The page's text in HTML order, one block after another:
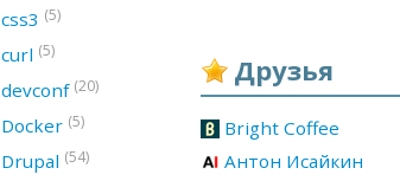
Друзья
Bright Coffee
Антон Исайкин
css3 (5)
curl (5)
devconf (20)
Docker (5)
Drupal (54)